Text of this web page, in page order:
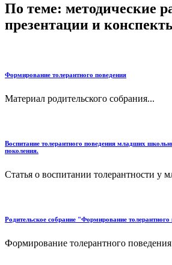
По теме: методические
презентации и
Формирование толерантного поведения
Материал родительского собрания...
Воспитание толерантного поведения младших
поколения.
Статья о воспитании толерантности у
Родительское собрание "Формирование толерантного
Формирование толерантного